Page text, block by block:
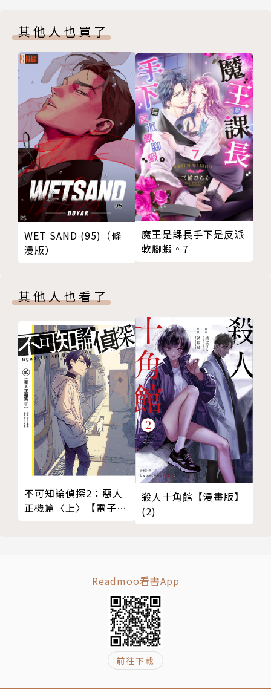
其他人也買了
WET SAND (95)（條
漫版）
魔王是課長手下是反派
軟腳蝦。7
其他人也看了
不可知論偵探2：惡人
正機篇〈上〉【電子特
殺人十角館【漫畫版】
(2)
Readmoo看書App
前往下載